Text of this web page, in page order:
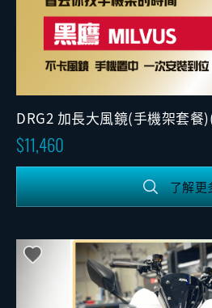
DRG2 加長大風鏡(手機架套
調版)
11,460
了解更